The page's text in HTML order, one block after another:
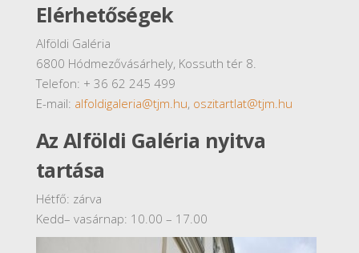
Elérhetőségek
Alföldi Galéria
6800 Hódmezővásárhely, Kossuth tér 8.
Telefon: + 36 62 245 499
E-mail: alfoldigaleria@tjm.hu, oszitartlat@tjm.hu
Az Alföldi Galéria nyitva
tartása
Hétfő: zárva
Kedd– vasárnap: 10.00 – 17.00